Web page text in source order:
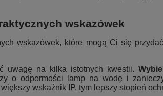
wskazówek
wskazówek, które mogą Ci się
uwagę na kilka istotnych kwestii.
o odpormości lamp na wodę i
wskaźnik IP, tym lepszy stopień